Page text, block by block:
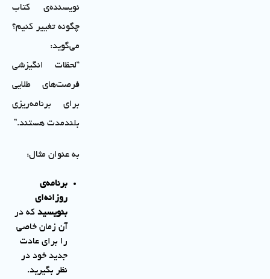
نویسنده‌ی کتاب
چگونه تغییر کنیم؟
می‌گوید:
“لحظات انگیزشی
فرصت‌های طلایی
برای برنامه‌ریزی
بلندمدت هستند.”
به عنوان مثال:
برنامه‌ی
روزانه‌ای
بنویسید که در
آن زمان خاصی
را برای عادت
جدید خود در
نظر بگیرید.